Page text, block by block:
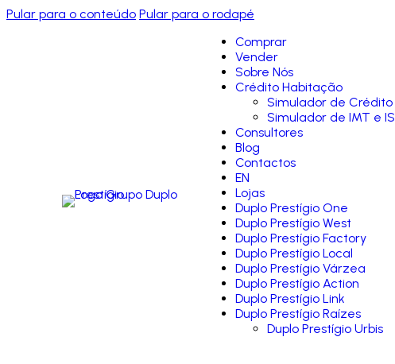
Pular para o conteúdo Pular para o rodapé
Comprar
Vender
Sobre Nós
Crédito Habitação
Simulador de Crédito
Simulador de IMT e IS
Consultores
Blog
Contactos
EN
Lojas
Duplo Prestígio One
Duplo Prestígio West
Duplo Prestígio Factory
Duplo Prestígio Local
Duplo Prestígio Várzea
Duplo Prestígio Action
Duplo Prestígio Link
Duplo Prestígio Raízes
Duplo Prestígio Urbis